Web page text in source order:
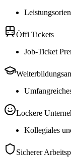
Öffi Tickets
Job-Ticket
Lockere
Kollegiales
Sicherer